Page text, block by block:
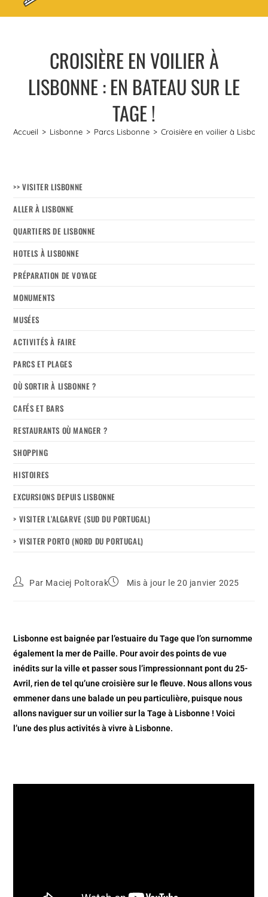
CROISIÈRE EN VOILIER À
LISBONNE : EN BATEAU SUR LE
TAGE !
Accueil > Lisbonne > Parcs Lisbonne > Croisière en voilier à
>> VISITER LISBONNE
ALLER À LISBONNE
QUARTIERS DE LISBONNE
HOTELS À LISBONNE
PRÉPARATION DE VOYAGE
MONUMENTS
MUSÉES
ACTIVITÉS À FAIRE
PARCS ET PLAGES
OÙ SORTIR À LISBONNE ?
CAFÉS ET BARS
RESTAURANTS OÙ MANGER ?
SHOPPING
HISTOIRES
EXCURSIONS DEPUIS LISBONNE
> VISITER L’ALGARVE (SUD DU PORTUGAL)
> VISITER PORTO (NORD DU PORTUGAL)
Par Maciej Poltorak Mis à jour le 20 janvier 2025
Lisbonne est baignée par l’estuaire du Tage que l’on surnomme
également la mer de Paille. Pour avoir des points de vue
inédits sur la ville et passer sous l’impressionnant pont du 25-
Avril, rien de tel qu’une croisière sur le fleuve. Nous allons vous
emmener dans une balade un peu particulière, puisque nous
allons naviguer sur un voilier sur la Tage à Lisbonne ! Voici
l’une des plus activités à vivre à Lisbonne.